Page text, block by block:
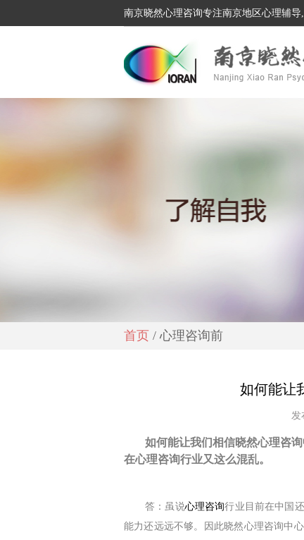
南京晓然心理咨询专注南京地区心理辅
首页 / 心理咨询前
如何能让
发
如何能让我们相信晓然心理咨
在心理咨询行业又这么混乱。
答：虽说心理咨询行业目前在中国
能力还远远不够。因此晓然心理咨询中